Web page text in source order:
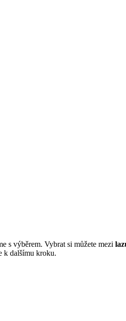
s výběrem. Vybrat si můžete mezi
k dalšímu kroku.